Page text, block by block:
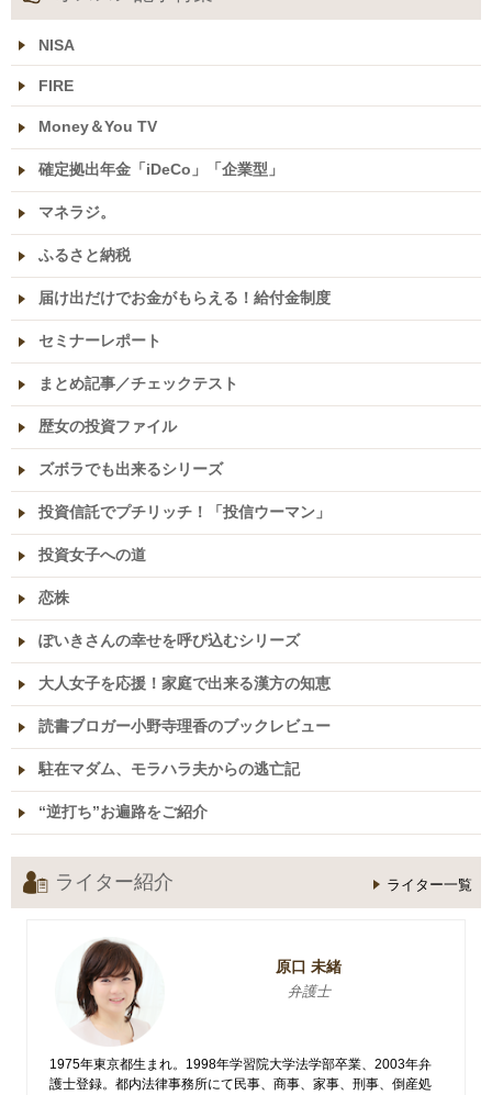
NISA
FIRE
Money＆You TV
確定拠出年金「iDeCo」「企業型」
マネラジ。
ふるさと納税
届け出だけでお金がもらえる！給付金制度
セミナーレポート
まとめ記事／チェックテスト
歴女の投資ファイル
ズボラでも出来るシリーズ
投資信託でプチリッチ！「投信ウーマン」
投資女子への道
恋株
ぽいきさんの幸せを呼び込むシリーズ
大人女子を応援！家庭で出来る漢方の知恵
読書ブロガー小野寺理香のブックレビュー
駐在マダム、モラハラ夫からの逃亡記
“逆打ち”お遍路をご紹介
ライター紹介 ライター一覧
原口 未緒
弁護士
1975年東京都生まれ。1998年学習院大学法学部卒業、2003年弁
護士登録。都内法律事務所にて民事、商事、家事、刑事、倒産処